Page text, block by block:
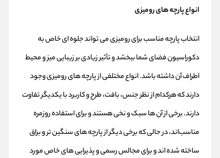
انواع پارچه های رومیزی
انتخاب پارچه مناسب برای رومیزی می‌ تواند جلوه‌ ای خاص به
دکوراسیون فضای شما ببخشد و تأثیر زیادی بر زیبایی میز و محیط
اطراف آن داشته باشد. انواع مختلفی از پارچه‌ های رومیزی وجود
دارند که هرکدام از نظر جنس، بافت، طرح و کاربرد با یکدیگر تفاوت
دارند. برخی از آن‌ ها سبک و نخی هستند و برای استفاده روزمره
مناسب‌اند، در حالی که برخی دیگر از پارچه‌ های سنگین‌ تر و براق
ساخته شده‌ اند و برای مجالس رسمی و پذیرایی‌ های خاص مورد